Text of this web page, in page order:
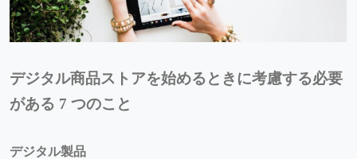
デジタル商品ストアを始めるときに考慮する必要
がある 7 つのこと
デジタル製品